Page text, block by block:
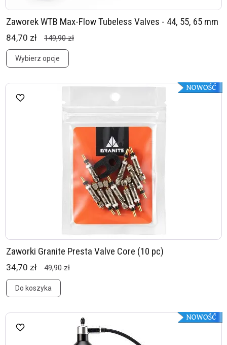
Zaworek WTB Max-Flow Tubeless Valves - 44, 55, 65 mm
84,70 zł 149,90 zł
Wybierz opcje
Zaworki Granite Presta Valve Core (10 pc)
34,70 zł 49,90 zł
Do koszyka